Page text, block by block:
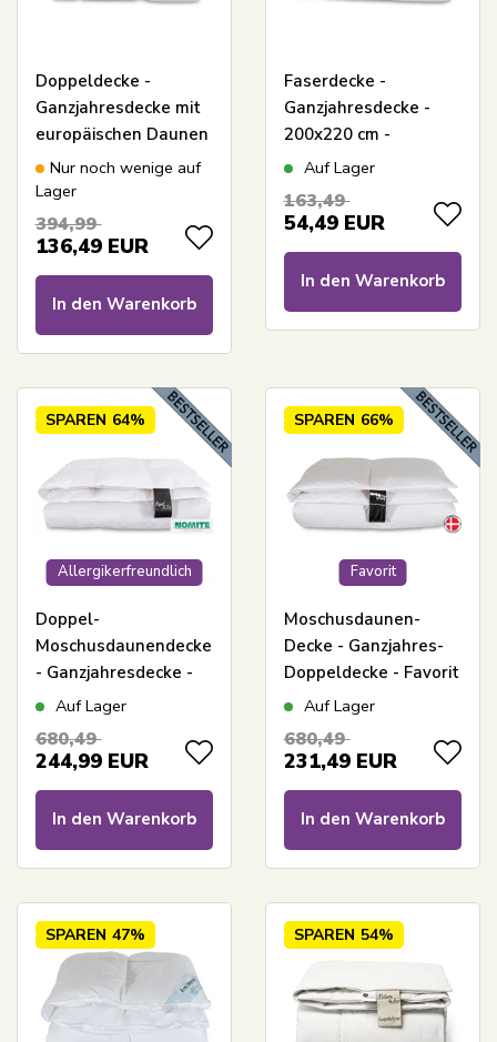
Doppeldecke -
Ganzjahresdecke mit
europäischen Daunen
- 200x220 cm - Zen
Sleep
allergikerfreundliche
Decke
Nur noch wenige auf
Lager
394,99
136,49 EUR
In den Warenkorb
Faserdecke -
Ganzjahresdecke -
200x220 cm -
Mikrofaser-Decke -
Auf Lager
163,49
54,49 EUR
In den Warenkorb
Allergikerfreundlich
SPAREN 64%
Doppel-
Moschusdaunendecke
- Ganzjahresdecke -
Europäische
200x220 cm - In
Auf Lager
680,49
244,99 EUR
In den Warenkorb
Favorit
SPAREN 66%
Moschusdaunen-
Decke - Ganzjahres-
Doppeldecke - Favorit
- 200x220 cm -
Daunendecken-
Auf Lager
680,49
231,49 EUR
In den Warenkorb
SPAREN 47% SPAREN 54%